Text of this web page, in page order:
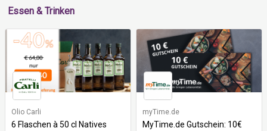
Essen & Trinken
Olio Carli
6 Flaschen à 50 cl Natives
myTime.de
MyTime.de Gutschein: 10€